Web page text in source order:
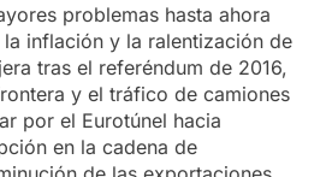
problemas hasta ahora
inflación y la ralentización de
tras el referéndum de 2016,
y el tráfico de camiones
por el Eurotúnel hacia
en la cadena de